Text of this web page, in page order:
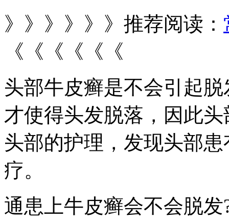
》》》》》》推荐阅读：
《《《《《《
头部牛皮癣是不会引起
才使得头发脱落，因此
头部的护理，发现头部
疗。
通患上牛皮癣会不会脱